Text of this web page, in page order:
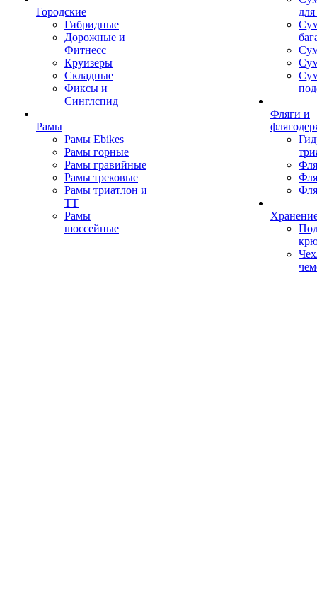
Городские
Гибридные
Дорожные и
Фитнесс
Круизеры
Складные
Фиксы и
Синглспид
Рамы
Рамы Ebikes
Рамы горные
Рамы гравийные
Рамы трековые
Рамы триатлон и
ТТ
Рамы
шоссейные
Фляги и